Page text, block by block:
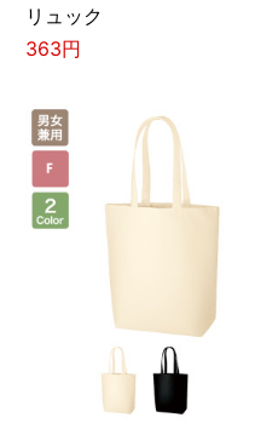
リュック
363円